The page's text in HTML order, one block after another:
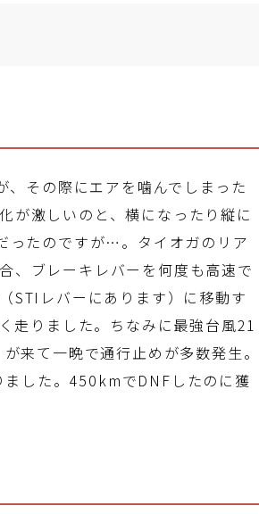
その際にエアを噛んでしまった
が激しいのと、横になったり縦に
ったのですが…。タイオガのリア
、ブレーキレバーを何度も高速で
STIレバーにあります）に移動す
走りました。ちなみに最強台風21
来て一晩で通行止めが多数発生。
した。450kmでDNFしたのに獲